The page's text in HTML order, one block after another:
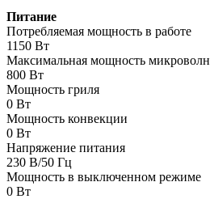
Питание
Потребляемая мощность в работе
1150 Вт
Максимальная мощность микроволн
800 Вт
Мощность гриля
0 Вт
Мощность конвекции
0 Вт
Напряжение питания
230 В/50 Гц
Мощность в выключенном режиме
0 Вт